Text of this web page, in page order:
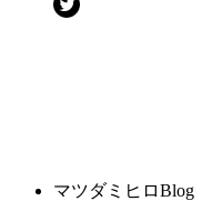
マツダミヒロBlog